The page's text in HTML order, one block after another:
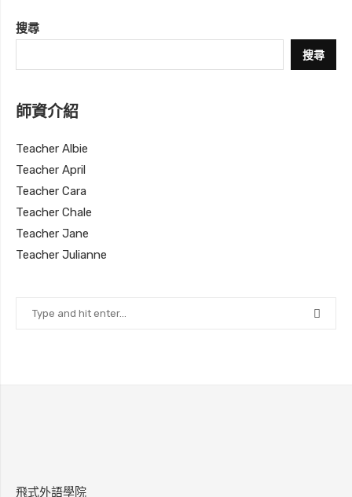
搜尋
搜尋
師資介紹
Teacher Albie
Teacher April
Teacher Cara
Teacher Chale
Teacher Jane
Teacher Julianne
飛式外語學院